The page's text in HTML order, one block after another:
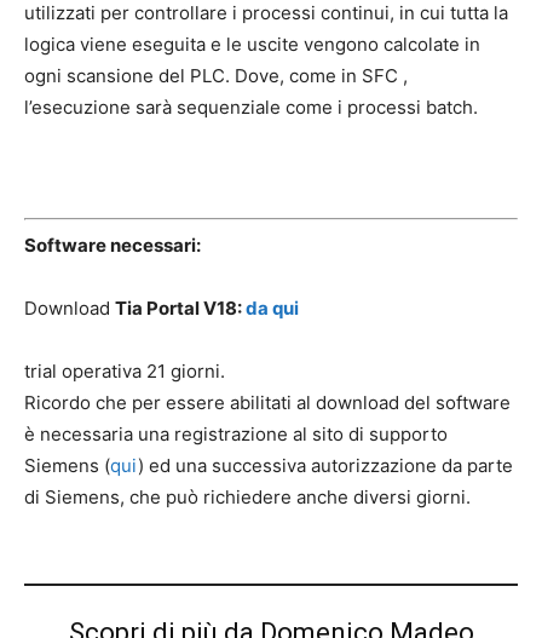
utilizzati per controllare i processi continui, in cui tutta la
logica viene eseguita e le uscite vengono calcolate in
ogni scansione del PLC. Dove, come in SFC ,
l’esecuzione sarà sequenziale come i processi batch.
Software necessari:
Download Tia Portal V18:da qui
trial operativa 21 giorni.
Ricordo che per essere abilitati al download del software
è necessaria una registrazione al sito di supporto
Siemens (qui) ed una successiva autorizzazione da parte
di Siemens, che può richiedere anche diversi giorni.